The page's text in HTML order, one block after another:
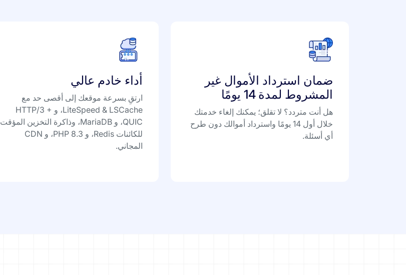
ضمان استرداد الأموال غير
المشروط لمدة 14 يومًا
هل أنت متردد؟ لا تقلق؛ يمكنك إلغاء خدمتك
خلال أول 14 يومًا واسترداد أموالك دون طرح
أي أسئلة.
أداء خادم عالي
ارتقِ بسرعة موقعك إلى أقصى حد مع
LiteSpeed & LSCache، و HTTP/3 +
QUIC، و MariaDB، وذاكرة التخزين المؤقت
للكائنات Redis، و PHP 8.3، و CDN
المجاني.